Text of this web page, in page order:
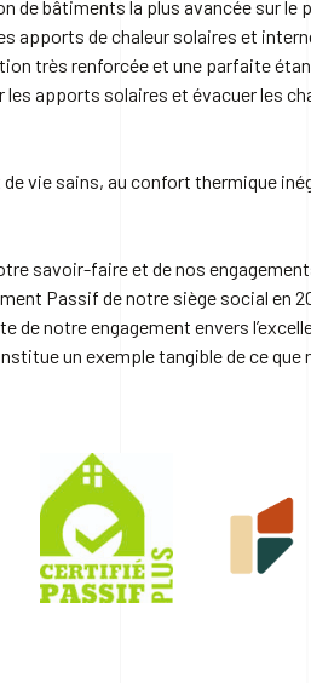
de bâtiments la plus avancée sur le
apports de chaleur solaires et
très renforcée et une parfaite
apports solaires et évacuer les
vie sains, au confort thermique
savoir-faire et de nos
Passif de notre siège social en
de notre engagement envers
un exemple tangible de ce que